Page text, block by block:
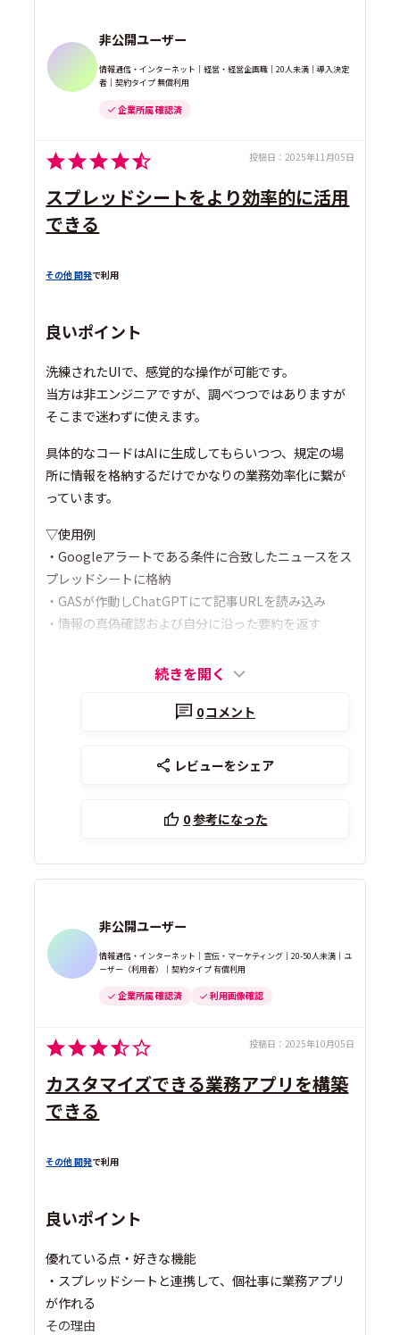
非公開ユーザー
情報通信・インターネット｜経営・経営企画職｜20人未満｜導入決定
者｜契約タイプ 無償利用
企業所属 確認済
投稿日： 2025年11月05日
スプレッドシートをより効率的に活用
できる
その他 開発で利用
良いポイント
洗練されたUIで、感覚的な操作が可能です。
当方は非エンジニアですが、調べつつではありますが
そこまで迷わずに使えます。
具体的なコードはAIに生成してもらいつつ、規定の場
所に情報を格納するだけでかなりの業務効率化に繋が
っています。
▽使用例
・Googleアラートである条件に合致したニュースをス
プレッドシートに格納
・GASが作動しChatGPTにて記事URLを読み込み
・情報の真偽確認および自分に沿った要約を返す
続きを開く
0コメント
レビューをシェア
0参考になった
非公開ユーザー
情報通信・インターネット｜宣伝・マーケティング｜20-50人未満｜ユ
ーザー（利用者）｜契約タイプ 有償利用
企業所属 確認済 利用画像確認
投稿日： 2025年10月05日
カスタマイズできる業務アプリを構築
できる
その他 開発で利用
良いポイント
優れている点・好きな機能
・スプレッドシートと連携して、個社事に業務アプリ
が作れる
その理由